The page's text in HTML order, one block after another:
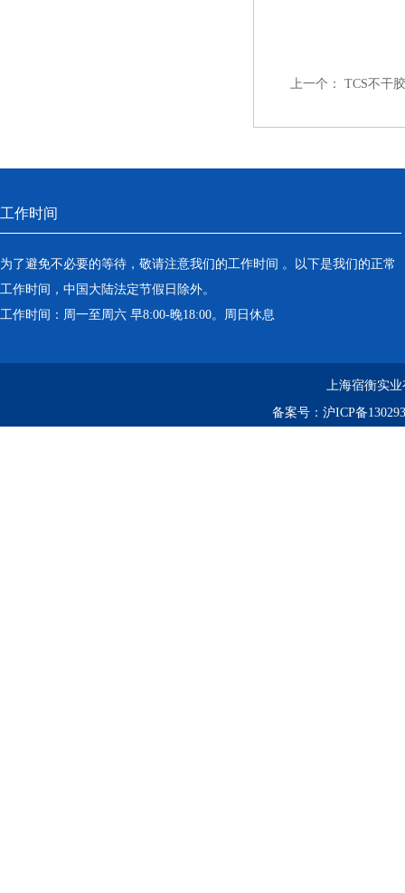
上一个： TCS不干
工作时间
为了避免不必要的等待，敬请注意我们的工作时间 。以下是我们的正常
工作时间，中国大陆法定节假日除外。
工作时间：周一至周六 早8:00-晚18:00。周日休息
上海宿衡实
备案号： 沪ICP备